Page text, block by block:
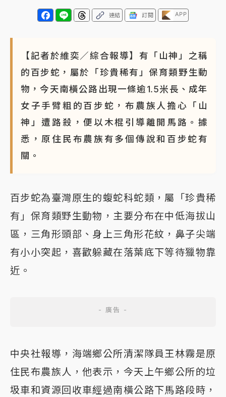
連結 訂閱 APP
【記者於維奕／綜合報導】有「山神」之稱
的百步蛇，屬於「珍貴稀有」保育類野生動
物，今天南橫公路出現一條逾1.5米長、成年
女子手臂粗的百步蛇，布農族人擔心「山
神」遭路殺，便以木棍引導離開馬路。據
悉，原住民布農族有多個傳說和百步蛇有
關。
百步蛇為臺灣原生的蝮蛇科蛇類，屬「珍貴稀
有」保育類野生動物，主要分布在中低海拔山
區，三角形頭部、身上三角形花紋，鼻子尖端
有小小突起，喜歡躲藏在落葉底下等待獵物靠
近。
中央社報導，海端鄉公所清潔隊員王林霧是原
住民布農族人，他表示，今天上午鄉公所的垃
圾車和資源回收車經過南橫公路下馬路段時，